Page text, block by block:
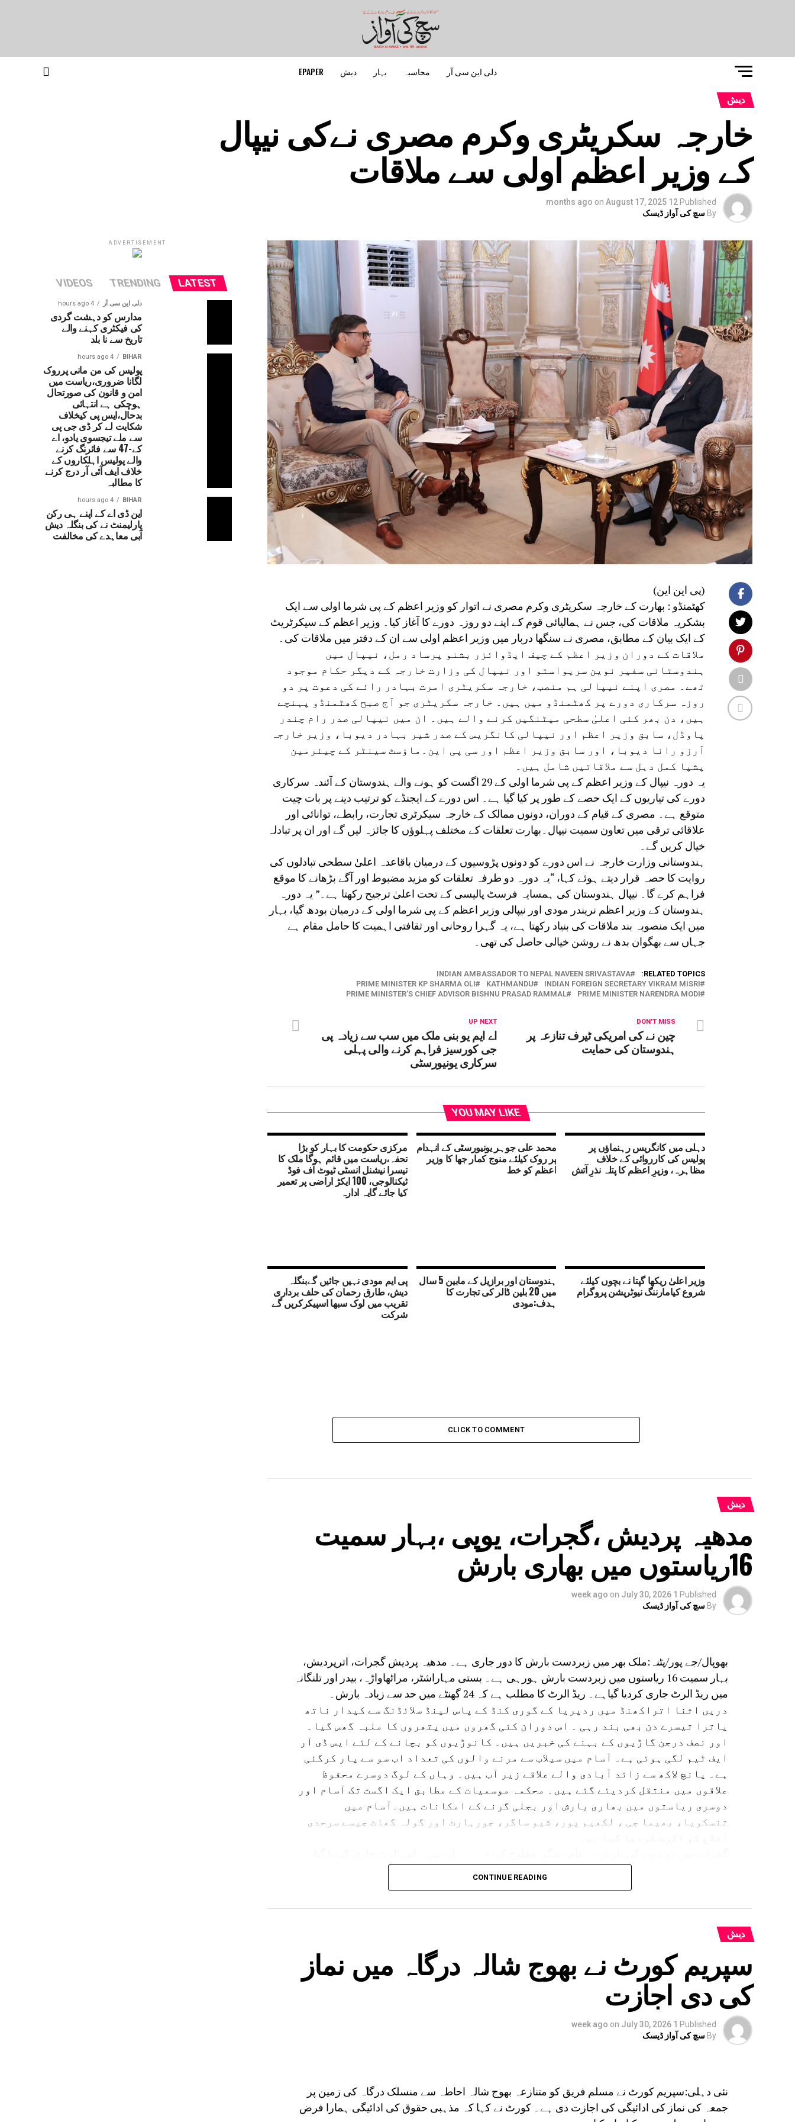
دلی این سی آر محاسبہ بہار دیش EPAPER
دیش
خارجہ سکریٹری وکرم مصری نےکی نیپال
کے وزیر اعظم اولی سے ملاقات
Published
12 months ago
on August 17, 2025
By سچ کی آواز ڈیسک
(پی این این)
کھٹمنڈو : بھارت کے خارجہ سکریٹری وکرم مصری نے اتوار کو وزیر اعظم کے پی شرما اولی سے ایک
بشکریہ ملاقات کی، جس نے ہمالیائی قوم کے اپنے دو روزہ دورے کا آغاز کیا۔ وزیر اعظم کے سیکرٹریٹ
کے ایک بیان کے مطابق، مصری نے سنگھا دربار میں وزیر اعظم اولی سے ان کے دفتر میں ملاقات کی۔
ملاقات کے دوران وزیر اعظم کے چیف ایڈوائزر بشنو پرساد رمل، نیپال میں
ہندوستانی سفیر نوین سریواستو اور نیپال کی وزارت خارجہ کے دیگر حکام موجود
تھے۔ مصری اپنے نیپالی ہم منصب، خارجہ سکریٹری امرت بہادر رائے کی دعوت پر دو
روزہ سرکاری دورے پر کھٹمنڈو میں ہیں۔ خارجہ سکریٹری جو آج صبح کھٹمنڈو پہنچے
ہیں، دن بھر کئی اعلیٰ سطحی میٹنگیں کرنے والے ہیں۔ ان میں نیپالی صدر رام چندر
پاوڈل، سابق وزیر اعظم اور نیپالی کانگریس کے صدر شیر بہادر دیوبا، وزیر خارجہ
آرزو رانا دیوبا، اور سابق وزیر اعظم اور سی پی این۔ماؤسٹ سینٹر کے چیئرمین
پشپا کمل دہل سے ملاقاتیں شامل ہیں۔
یہ دورہ نیپال کے وزیر اعظم کے پی شرما اولی کے 29 اگست کو ہونے والے ہندوستان کے آئندہ سرکاری
دورے کی تیاریوں کے ایک حصے کے طور پر کیا گیا ہے۔ اس دورے کے ایجنڈے کو ترتیب دینے پر بات چیت
متوقع ہے۔ مصری کے قیام کے دوران، دونوں ممالک کے خارجہ سیکرٹری تجارت، رابطے، توانائی اور
علاقائی ترقی میں تعاون سمیت نیپال۔بھارت تعلقات کے مختلف پہلوؤں کا جائزہ لیں گے اور ان پر تبادلہ
خیال کریں گے۔
ہندوستانی وزارت خارجہ نے اس دورے کو دونوں پڑوسیوں کے درمیان باقاعدہ اعلیٰ سطحی تبادلوں کی
روایت کا حصہ قرار دیتے ہوئے کہا، “یہ دورہ دو طرفہ تعلقات کو مزید مضبوط اور آگے بڑھانے کا موقع
فراہم کرے گا۔ نیپال ہندوستان کی ہمسایہ فرسٹ پالیسی کے تحت اعلیٰ ترجیح رکھتا ہے۔” یہ دورہ
ہندوستان کے وزیر اعظم نریندر مودی اور نیپالی وزیر اعظم کے پی شرما اولی کے درمیان بودھ گیا، بہار
میں ایک منصوبہ بند ملاقات کی بنیاد رکھتا ہے، یہ گہرا روحانی اور ثقافتی اہمیت کا حامل مقام ہے
جہاں سے بھگوان بدھ نے روشن خیالی حاصل کی تھی۔
RELATED TOPICS:
INDIAN AMBASSADOR TO NEPAL NAVEEN SRIVASTAVA
INDIAN FOREIGN SECRETARY VIKRAM MISRI
KATHMANDU
PRIME MINISTER KP SHARMA OLI
PRIME MINISTER NARENDRA MODI
PRIME MINISTER’S CHIEF ADVISOR BISHNU PRASAD RAMMAL
UP NEXT
اے ایم یو بنی ملک میں سب سے زیادہ پی
جی کورسیز فراہم کرنے والی پہلی
سرکاری یونیورسٹی
DON'T MISS
چین نے کی امریکی ٹیرف تنازعہ پر
ہندوستان کی حمایت
YOU MAY LIKE
دہلی میں کانگریس رہنماؤں پر
پولیس کی کارروائی کے خلاف
مظاہرہ، وزیرِ اعظم کا پتلہ نذرِ آتش
محمد علی جوہر یونیورسٹی کے انہدام
پر روک کیلئے منوج کمار جھا کا وزیر
اعظم کو خط
مرکزی حکومت کا بہار کو بڑا
تحفہ،ریاست میں قائم ہوگا ملک کا
تیسرا نیشنل انسٹی ٹیوٹ آف فوڈ
ٹیکنالوجی، 100 ایکڑ اراضی پر تعمیر
کیا جائے گایہ ادارہ
وزیر اعلیٰ ریکھا گپتا نے بچوں کیلئے
شروع کیامارننگ نیوٹریشن پروگرام
ہندوستان اور برازیل کے مابین 5 سال
میں 20 بلین ڈالر کی تجارت کا
ہدف:مودی
پی ایم مودی نہیں جائیں گےبنگلہ
دیش، طارق رحمان کی حلف برداری
تقریب میں لوک سبھا اسپیکرکریں گے
شرکت
CLICK TO COMMENT
دیش
مدھیہ پردیش ،گجرات، یوپی ،بہار سمیت
16ریاستوں میں بھاری بارش
Published
1 week ago
on July 30, 2026
By سچ کی آواز ڈیسک
بھوپال/جے پور/پٹنہ:ملک بھر میں زبردست بارش کا دور جاری ہے۔ مدھیہ پردیش گجرات، اترپردیش،
بہار سمیت 16 ریاستوں میں زبردست بارش ہورہی ہے۔ بستی مہاراشٹر، مراٹھاواڑہ، بیدر اور تلنگانہ
میں ریڈ الرٹ جاری کردیا گیاہے۔ ریڈ الرٹ کا مطلب ہے کہ 24 گھنٹے میں حد سے زیادہ بارش۔
دریں اثنا اتراکھنڈ میں ردپریا کے گوری کنڈ کے پاس لینڈ سلائڈنگ سے کیدار ناتھ
یاترا تیسرے دن بھی بند رہی ۔ اس دوران کئی گھروں میں پتھروں کا ملبہ گھس گیا۔
اور نصف درجن گاڑیوں کے بہنے کی خبریں ہیں۔ کانوڑیوں کو بچانے کے لئے ایس ڈی آر
ایف ٹیم لگی ہوئی ہے۔ آسام میں سیلاب سے مرنے والوں کی تعداد اب سو سے پار کرگئی
ہے۔ پانچ لاکھ سے زائد آبادی والے علاقے زیر آب ہیں۔ وہاں کے لوگ دوسرے محفوظ
علاقوں میں منتقل کردیئے گئے ہیں۔ محکمہ موسمیات کے مطابق ایک اگست تک آسام اور
دوسری ریاستوں میں بھاری بارش اور بجلی گرنے کے امکانات ہیں۔آسام میں
تنسکویا، بھیما جی ، لکھیم پور، شیو ساگر، جورہارٹ اور گولہ گھاٹ جیسے سرحدی
مدھیہ پردیش میں بھی بارش کا الرٹ جاری کیا گیا ہے۔ وہاں کے 17 اضلع متاثر ہیں۔ یوپی ،
بہار کے کئی اضلاع میں بھی انتظامیہ الرٹ ہے۔
CONTINUE READING
دیش
سپریم کورٹ نے بھوج شالہ درگاہ میں نماز
کی دی اجازت
Published
1 week ago
on July 30, 2026
By سچ کی آواز ڈیسک
نئی دہلی:سپریم کورٹ نے مسلم فریق کو متنازعہ بھوج شالہ احاطہ سے منسلک درگاہ کی زمین پر
جمعہ کی نماز کی ادائیگی کی اجازت دی ہے۔ کورٹ نے کہا کہ مذہبی حقوق کی ادائیگی ہمارا فرض
ADVERTISEMENT
LATEST
TRENDING
VIDEOS
دلی این سی آر 4 hours ago
مدارس کو دہشت گردی
کی فیکٹری کہنے والے
تاریخ سے نا بلد
BIHAR
4 hours ago
پولیس کی من مانی پرروک
لگانا ضروری،ریاست میں
امن و قانون کی صورتحال
ہوچکی ہے انتہائی
بدحال،ایس پی کیخلاف
شکایت لے کر ڈی جی پی
سے ملے تیجسوی یادو، اے
کے-47 سے فائرنگ کرنے
والے پولیس اہلکاروں کے
خلاف ایف آئی آر درج کرنے
کا مطالبہ
BIHAR
4 hours ago
این ڈی اے کے اپنے ہی رکن
پارلیمنٹ نے کی بنگلہ دیش
آبی معاہدے کی مخالفت